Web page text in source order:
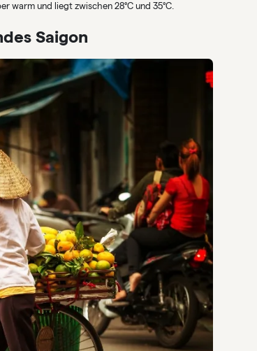
warm und liegt zwischen 28°C und 35°C.
Saigon